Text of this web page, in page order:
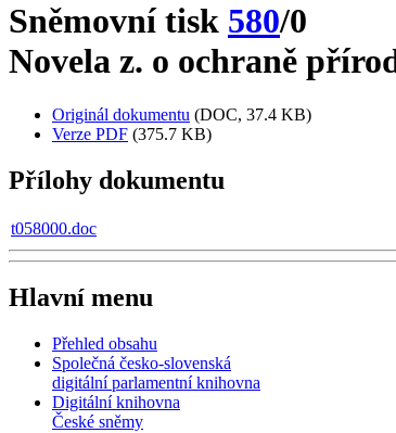
Sněmovní tisk 580/0
Novela z. o ochraně
Originál dokumentu (DOC, 37.4 KB)
Verze PDF (375.7 KB)
Přílohy dokumentu
t058000.doc
Hlavní menu
Přehled obsahu
Společná česko-slovenská
digitální parlamentní knihovna
Digitální knihovna
České sněmy